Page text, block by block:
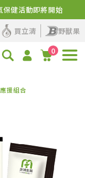
保健活動即將開始
多1件買立清
野獸果
0
援組合